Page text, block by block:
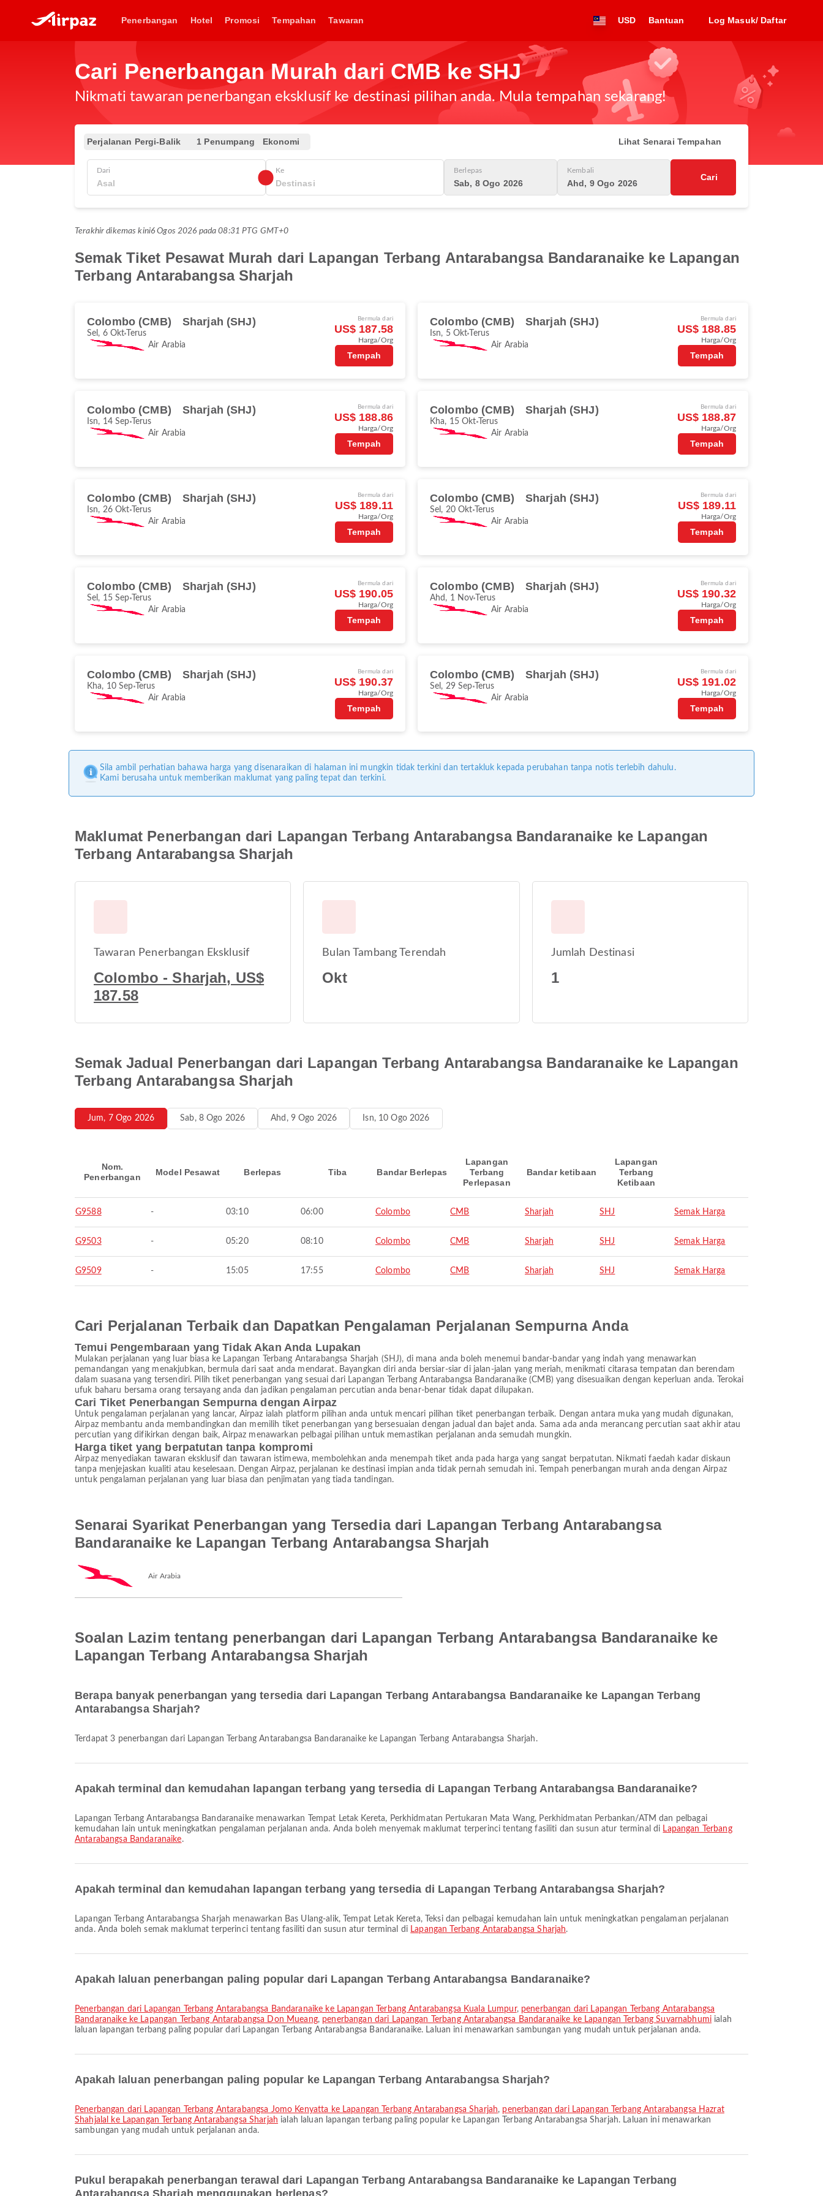
Penerbangan Hotel Promosi Tempahan Tawaran USD Bantuan Log Masuk/ Daftar
Cari Penerbangan Murah dari CMB ke SHJ
Nikmati tawaran penerbangan eksklusif ke destinasi pilihan anda. Mula tempahan sekarang!
Perjalanan Pergi-Balik 1 Penumpang Ekonomi Lihat Senarai Tempahan
Dari Ke Berlepas
Sab, 8 Ogo 2026
Kembali
Ahd, 9 Ogo 2026
Cari
Terakhir dikemas kini6 Ogos 2026 pada 08:31 PTG GMT+0
Semak Tiket Pesawat Murah dari Lapangan Terbang Antarabangsa Bandaranaike ke Lapangan
Terbang Antarabangsa Sharjah
Colombo (CMB) Sharjah (SHJ)
Sel, 6 Okt
Terus
Air Arabia
Bermula dari
US$ 187.58
Harga/Org
Tempah
Colombo (CMB) Sharjah (SHJ)
Isn, 5 Okt
Terus
Air Arabia
Bermula dari
US$ 188.85
Harga/Org
Tempah
Colombo (CMB) Sharjah (SHJ)
Isn, 14 Sep Terus
Air Arabia
Bermula dari
US$ 188.86
Harga/Org
Tempah
Colombo (CMB) Sharjah (SHJ)
Kha, 15 Okt Terus
Air Arabia
Bermula dari
US$ 188.87
Harga/Org
Tempah
Colombo (CMB) Sharjah (SHJ)
Isn, 26 Okt Terus
Air Arabia
Bermula dari
US$ 189.11
Harga/Org
Tempah
Colombo (CMB) Sharjah (SHJ)
Sel, 20 Okt Terus
Air Arabia
Bermula dari
US$ 189.11
Harga/Org
Tempah
Colombo (CMB) Sharjah (SHJ)
Sel, 15 Sep Terus
Air Arabia
Bermula dari
US$ 190.05
Harga/Org
Tempah
Colombo (CMB) Sharjah (SHJ)
Ahd, 1 Nov
Terus
Air Arabia
Bermula dari
US$ 190.32
Harga/Org
Tempah
Colombo (CMB) Sharjah (SHJ)
Kha, 10 Sep Terus
Air Arabia
Bermula dari
US$ 190.37
Harga/Org
Tempah
Colombo (CMB) Sharjah (SHJ)
Sel, 29 Sep Terus
Air Arabia
Bermula dari
US$ 191.02
Harga/Org
Tempah
Sila ambil perhatian bahawa harga yang disenaraikan di halaman ini mungkin tidak terkini dan tertakluk kepada perubahan tanpa notis terlebih dahulu.
Kami berusaha untuk memberikan maklumat yang paling tepat dan terkini.
Maklumat Penerbangan dari Lapangan Terbang Antarabangsa Bandaranaike ke Lapangan
Terbang Antarabangsa Sharjah
Tawaran Penerbangan Eksklusif
Colombo - Sharjah, US$
187.58
Bulan Tambang Terendah
Okt
Jumlah Destinasi
1
Semak Jadual Penerbangan dari Lapangan Terbang Antarabangsa Bandaranaike ke Lapangan
Terbang Antarabangsa Sharjah
Jum, 7 Ogo 2026 Sab, 8 Ogo 2026 Ahd, 9 Ogo 2026 Isn, 10 Ogo 2026
Nom.
Penerbangan
Model Pesawat Berlepas Tiba Bandar Berlepas
Lapangan
Terbang
Perlepasan
Bandar ketibaan
Lapangan
Terbang
Ketibaan
G9588 - 03:10 06:00 Colombo CMB Sharjah SHJ Semak Harga
G9503 - 05:20 08:10 Colombo CMB Sharjah SHJ Semak Harga
G9509 - 15:05 17:55 Colombo CMB Sharjah SHJ Semak Harga
Cari Perjalanan Terbaik dan Dapatkan Pengalaman Perjalanan Sempurna Anda
Temui Pengembaraan yang Tidak Akan Anda Lupakan
Mulakan perjalanan yang luar biasa ke Lapangan Terbang Antarabangsa Sharjah (SHJ), di mana anda boleh menemui bandar-bandar yang indah yang menawarkan
pemandangan yang menakjubkan, bermula dari saat anda mendarat. Bayangkan diri anda bersiar-siar di jalan-jalan yang meriah, menikmati citarasa tempatan dan berendam
dalam suasana yang tersendiri. Pilih tiket penerbangan yang sesuai dari Lapangan Terbang Antarabangsa Bandaranaike (CMB) yang disesuaikan dengan keperluan anda. Terokai
ufuk baharu bersama orang tersayang anda dan jadikan pengalaman percutian anda benar-benar tidak dapat dilupakan.
Cari Tiket Penerbangan Sempurna dengan Airpaz
Untuk pengalaman perjalanan yang lancar, Airpaz ialah platform pilihan anda untuk mencari pilihan tiket penerbangan terbaik. Dengan antara muka yang mudah digunakan,
Airpaz membantu anda membandingkan dan memilih tiket penerbangan yang bersesuaian dengan jadual dan bajet anda. Sama ada anda merancang percutian saat akhir atau
percutian yang difikirkan dengan baik, Airpaz menawarkan pelbagai pilihan untuk memastikan perjalanan anda semudah mungkin.
Harga tiket yang berpatutan tanpa kompromi
Airpaz menyediakan tawaran eksklusif dan tawaran istimewa, membolehkan anda menempah tiket anda pada harga yang sangat berpatutan. Nikmati faedah kadar diskaun
tanpa menjejaskan kualiti atau keselesaan. Dengan Airpaz, perjalanan ke destinasi impian anda tidak pernah semudah ini. Tempah penerbangan murah anda dengan Airpaz
untuk pengalaman perjalanan yang luar biasa dan penjimatan yang tiada tandingan.
Senarai Syarikat Penerbangan yang Tersedia dari Lapangan Terbang Antarabangsa
Bandaranaike ke Lapangan Terbang Antarabangsa Sharjah
Air Arabia
Soalan Lazim tentang penerbangan dari Lapangan Terbang Antarabangsa Bandaranaike ke
Lapangan Terbang Antarabangsa Sharjah
Berapa banyak penerbangan yang tersedia dari Lapangan Terbang Antarabangsa Bandaranaike ke Lapangan Terbang
Antarabangsa Sharjah?
Terdapat 3 penerbangan dari Lapangan Terbang Antarabangsa Bandaranaike ke Lapangan Terbang Antarabangsa Sharjah.
Apakah terminal dan kemudahan lapangan terbang yang tersedia di Lapangan Terbang Antarabangsa Bandaranaike?
Lapangan Terbang Antarabangsa Bandaranaike menawarkan Tempat Letak Kereta, Perkhidmatan Pertukaran Mata Wang, Perkhidmatan Perbankan/ATM dan pelbagai
kemudahan lain untuk meningkatkan pengalaman perjalanan anda. Anda boleh menyemak maklumat terperinci tentang fasiliti dan susun atur terminal di Lapangan Terbang
Antarabangsa Bandaranaike.
Apakah terminal dan kemudahan lapangan terbang yang tersedia di Lapangan Terbang Antarabangsa Sharjah?
Lapangan Terbang Antarabangsa Sharjah menawarkan Bas Ulang-alik, Tempat Letak Kereta, Teksi dan pelbagai kemudahan lain untuk meningkatkan pengalaman perjalanan
anda. Anda boleh semak maklumat terperinci tentang fasiliti dan susun atur terminal di Lapangan Terbang Antarabangsa Sharjah.
Apakah laluan penerbangan paling popular dari Lapangan Terbang Antarabangsa Bandaranaike?
penerbangan dari Lapangan Terbang Antarabangsa Bandaranaike ke Lapangan Terbang Antarabangsa Kuala Lumpur, penerbangan dari Lapangan Terbang Antarabangsa
Bandaranaike ke Lapangan Terbang Antarabangsa Don Mueang, penerbangan dari Lapangan Terbang Antarabangsa Bandaranaike ke Lapangan Terbang Suvarnabhumi ialah
laluan lapangan terbang paling popular dari Lapangan Terbang Antarabangsa Bandaranaike. Laluan ini menawarkan sambungan yang mudah untuk perjalanan anda.
Apakah laluan penerbangan paling popular ke Lapangan Terbang Antarabangsa Sharjah?
penerbangan dari Lapangan Terbang Antarabangsa Jomo Kenyatta ke Lapangan Terbang Antarabangsa Sharjah, penerbangan dari Lapangan Terbang Antarabangsa Hazrat
Shahjalal ke Lapangan Terbang Antarabangsa Sharjah ialah laluan lapangan terbang paling popular ke Lapangan Terbang Antarabangsa Sharjah. Laluan ini menawarkan
sambungan yang mudah untuk perjalanan anda.
Pukul berapakah penerbangan terawal dari Lapangan Terbang Antarabangsa Bandaranaike ke Lapangan Terbang
Antarabangsa Sharjah menggunakan berlepas?